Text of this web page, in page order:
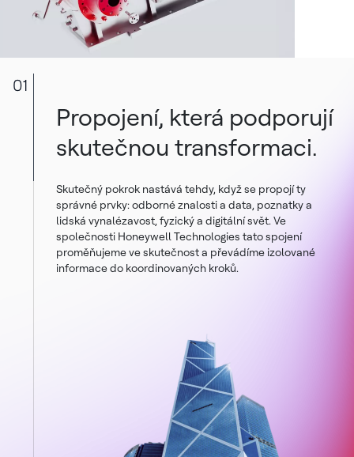
01
Propojení, která podporují
skutečnou transformaci.
Skutečný pokrok nastává tehdy, když se propojí ty
správné prvky: odborné znalosti a data, poznatky a
lidská vynalézavost, fyzický a digitální svět. Ve
společnosti Honeywell Technologies tato spojení
proměňujeme ve skutečnost a převádíme izolované
informace do koordinovaných kroků.